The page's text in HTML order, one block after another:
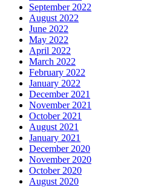
September 2022
August 2022
June 2022
May 2022
April 2022
March 2022
February 2022
January 2022
December 2021
November 2021
October 2021
August 2021
January 2021
December 2020
November 2020
October 2020
August 2020